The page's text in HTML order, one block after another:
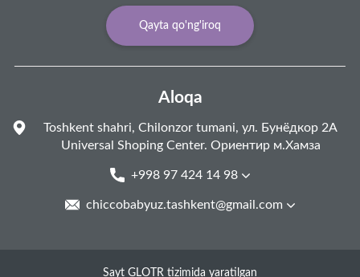
Qayta qo'ng'iroq
Aloqa
Toshkent shahri, Chilonzor tumani, ул. Бунёдкор 2А
Universal Shoping Center. Ориентир м.Хамза
+998 97 424 14 98
chiccobabyuz.tashkent@gmail.com
Sayt GLOTR tizimida yaratilgan